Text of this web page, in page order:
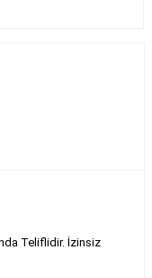
Teliflidir. İzinsiz